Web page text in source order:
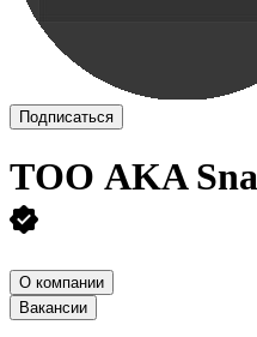
Подписаться
ТОО AKA
О компании
Вакансии